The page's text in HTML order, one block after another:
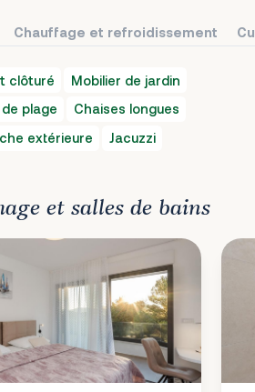
Chauffage et refroidissement
clôturé
Mobilier de jardin
plage
Chaises longues
extérieure Jacuzzi
et salles de bains